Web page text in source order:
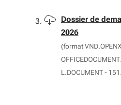
Télécharger
Dossier de
2026
(format
L.DOCUMENT -